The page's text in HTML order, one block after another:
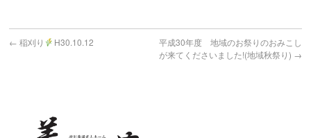
← 稲刈り H30.10.12
平成30年度 地域のお祭りのおみこし
が来てくださいました!(地域秋祭り) →